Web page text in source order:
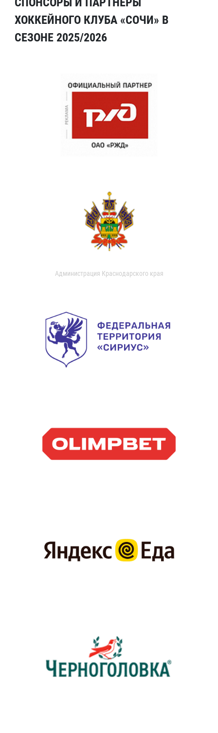
ХОККЕЙНОГО КЛУБА «СОЧИ» В
СЕЗОНЕ 2025/2026
Администрация Краснодарского края